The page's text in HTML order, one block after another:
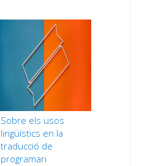
Sobre els usos
lingüístics en la
traducció de
programari